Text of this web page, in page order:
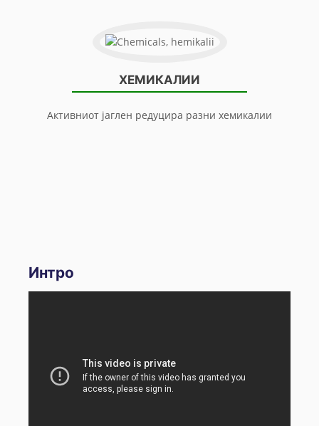
ХЕМИКАЛИИ
Активниот јаглен редуцира разни хемикалии
Интро